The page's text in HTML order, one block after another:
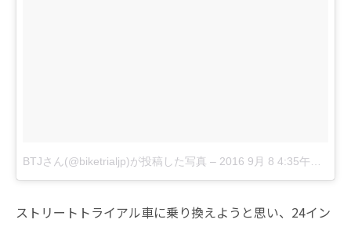
BTJさん(@biketrialjp)が投稿した写真 – 2016 9月 8 4:35午後 PDT
ストリートトライアル車に乗り換えようと思い、24イン